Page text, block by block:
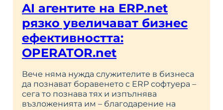
AI агентите на ERP.net
рязко увеличават бизнес
ефективността:
OPERATOR.net
Вече няма нужда служителите в бизнеса
да познават боравенето с ERP софтуера –
сега то познава тях и изпълнява
възложенията им – благодарение на